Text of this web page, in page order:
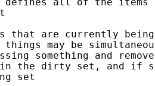
set